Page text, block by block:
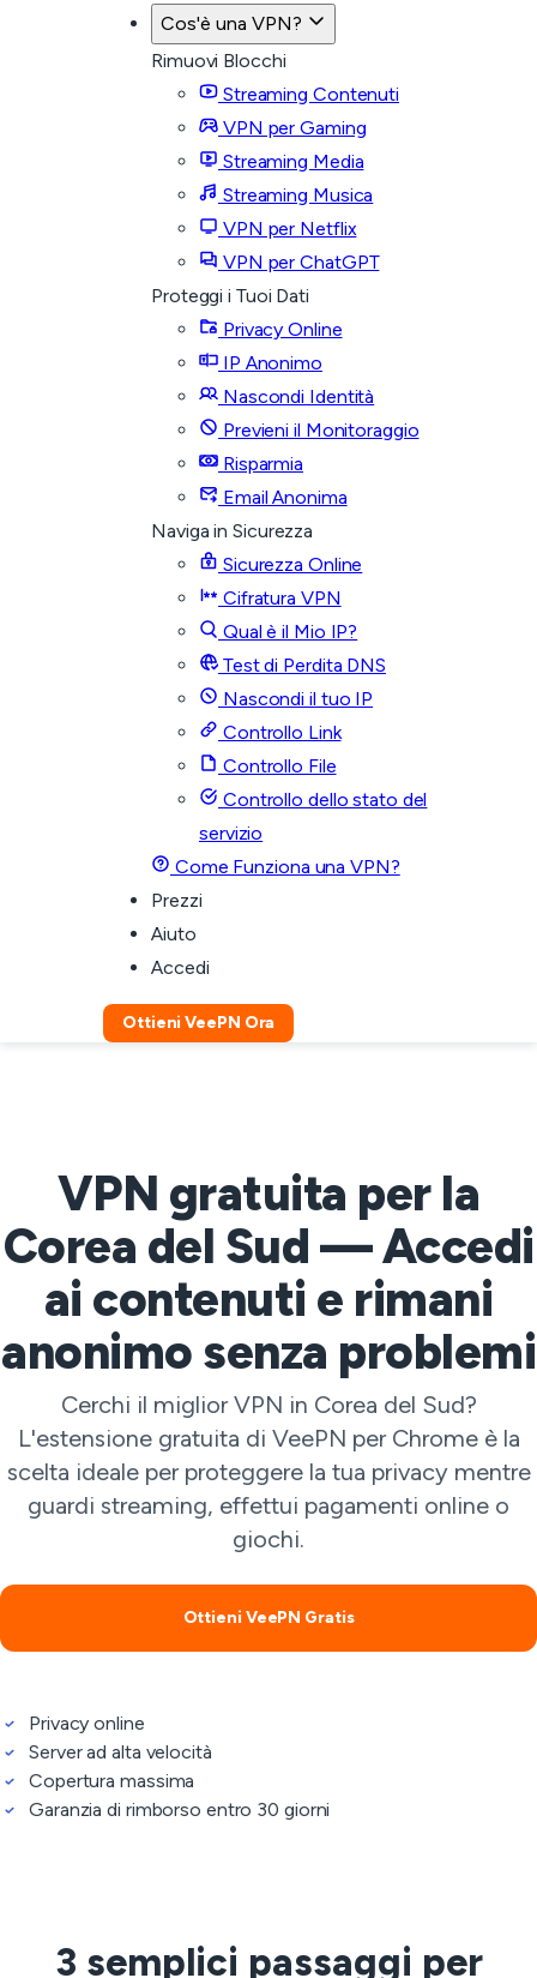
Cos'è una VPN?
Rimuovi Blocchi
Streaming Contenuti
VPN per Gaming
Streaming Media
Streaming Musica
VPN per Netflix
VPN per ChatGPT
Proteggi i Tuoi Dati
Privacy Online
IP Anonimo
Nascondi Identità
Previeni il Monitoraggio
Risparmia
Email Anonima
Naviga in Sicurezza
Sicurezza Online
Cifratura VPN
Qual è il Mio IP?
Test di Perdita DNS
Nascondi il tuo IP
Controllo Link
Controllo File
Controllo dello stato del
servizio
Come Funziona una VPN?
Prezzi
Aiuto
Accedi
Ottieni VeePN Ora
VPN gratuita per la
Corea del Sud — Accedi
ai contenuti e rimani
anonimo senza problemi
Cerchi il miglior VPN in Corea del Sud?
L'estensione gratuita di VeePN per Chrome è la
scelta ideale per proteggere la tua privacy mentre
guardi streaming, effettui pagamenti online o
giochi.
Ottieni VeePN Gratis
Privacy online
Server ad alta velocità
Copertura massima
Garanzia di rimborso entro 30 giorni
3 semplici passaggi per